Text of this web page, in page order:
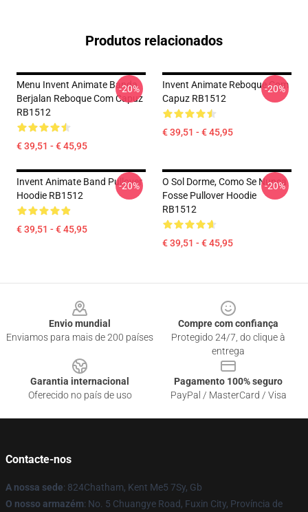
Produtos relacionados
Menu Invent Animate Banda
Berjalan Reboque Com Capuz
RB1512
€ 39,51 - € 45,95
-20%
Invent Animate Reboque Com
Capuz RB1512
€ 39,51 - € 45,95
-20%
Invent Animate Band Pullover
Hoodie RB1512
€ 39,51 - € 45,95
-20%
O Sol Dorme, Como Se Nunca
Fosse Pullover Hoodie
RB1512
€ 39,51 - € 45,95
-20%
Envio mundial
Enviamos para mais de 200 países
Compre com confiança
Protegido 24/7, do clique à
entrega
Garantia internacional
Oferecido no país de uso
Pagamento 100% seguro
PayPal / MasterCard / Visa
Contacte-nos
A nossa sede: 824Chatham, Kent Me5 7Sy, Gb
O nosso armazém: No. 5 Chuangye Road, Fuxin City, Província de